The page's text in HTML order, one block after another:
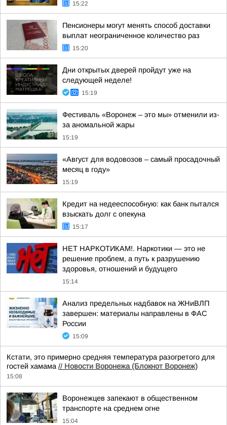
15:22
Пенсионеры могут менять способ доставки
выплат неограниченное количество раз
15:20
Дни открытых дверей пройдут уже на
следующей неделе!
15:19
Фестиваль «Воронеж – это мы» отменили из-
за аномальной жары
15:19
«Август для водовозов – самый просадочный
месяц в году»
15:19
Кредит на недееспособную: как банк пытался
взыскать долг с опекуна
15:17
НЕТ НАРКОТИКАМ!. Наркотики — это не
решение проблем, а путь к разрушению
здоровья, отношений и будущего
15:14
Анализ предельных надбавок на ЖНиВЛП
завершен: материалы направлены в ФАС
России
15:09
Кстати, это примерно средняя температура разогретого для
гостей хамама // Новости Воронежа (Блокнот Воронеж)
15:08
Воронежцев запекают в общественном
транспорте на среднем огне
15:04